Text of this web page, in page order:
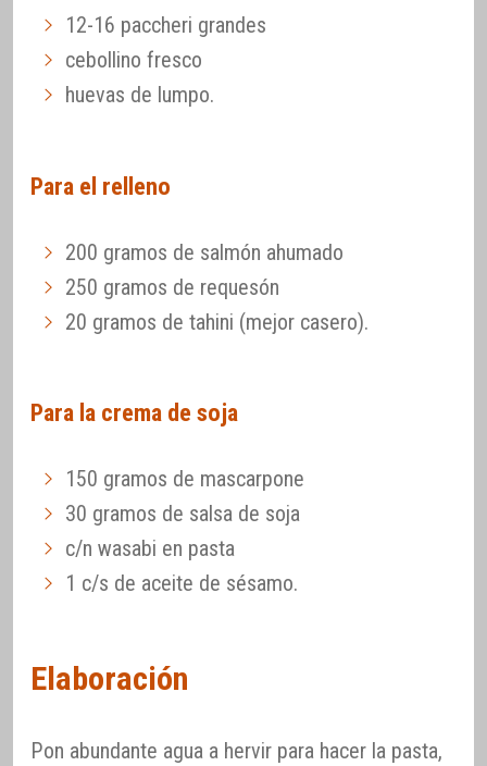
12-16 paccheri grandes
cebollino fresco
huevas de lumpo.
Para el relleno
200 gramos de salmón ahumado
250 gramos de requesón
20 gramos de tahini (mejor casero).
Para la crema de soja
150 gramos de mascarpone
30 gramos de salsa de soja
c/n wasabi en pasta
1 c/s de aceite de sésamo.
Elaboración
Pon abundante agua a hervir para hacer la pasta,